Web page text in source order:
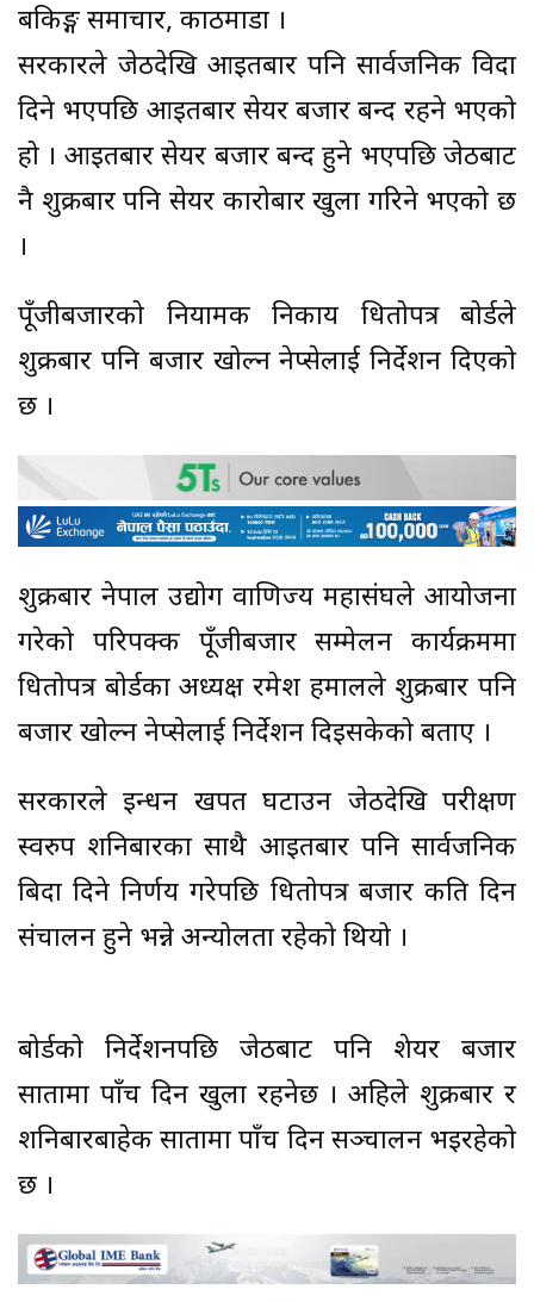
बैंकिङ्ग समाचार, काठमाडौं ।
सरकारले जेठदेखि आइतबार पनि सार्वजनिक विदा
दिने भएपछि आइतबार सेयर बजार बन्द रहने भएको
हो । आइतबार सेयर बजार बन्द हुने भएपछि जेठबाट
नै शुक्रबार पनि सेयर कारोबार खुला गरिने भएको छ
।
पूँजीबजारको नियामक निकाय धितोपत्र बोर्डले
शुक्रबार पनि बजार खोल्न नेप्सेलाई निर्देशन दिएको
छ ।
शुक्रबार नेपाल उद्योग वाणिज्य महासंघले आयोजना
गरेको परिपक्क पूँजीबजार सम्मेलन कार्यक्रममा
धितोपत्र बोर्डका अध्यक्ष रमेश हमालले शुक्रबार पनि
बजार खोल्न नेप्सेलाई निर्देशन दिइसकेको बताए ।
सरकारले इन्धन खपत घटाउन जेठदेखि परीक्षण
स्वरुप शनिबारका साथै आइतबार पनि सार्वजनिक
बिदा दिने निर्णय गरेपछि धितोपत्र बजार कति दिन
संचालन हुने भन्ने अन्योलता रहेको थियो ।
बोर्डको निर्देशनपछि जेठबाट पनि शेयर बजार
सातामा पाँच दिन खुला रहनेछ । अहिले शुक्रबार र
शनिबारबाहेक सातामा पाँच दिन सञ्चालन भइरहेको
छ ।